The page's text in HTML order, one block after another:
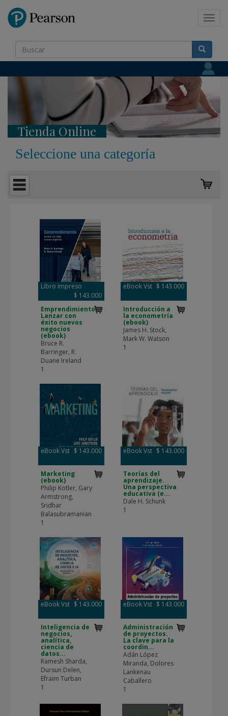
Tienda Online
Seleccione una categoría
Libro impreso
$ 143.000
Emprendimiento.
Lanzar con
éxito nuevos
negocios
(ebook)
Bruce R.
Barringer, R.
Duane Ireland
1
eBook Vst $ 143.000
Introducción a
la econometría
(ebook)
James H. Stock,
Mark W. Watson
1
eBook Vst $ 143.000
Marketing
(ebook)
Philip Kotler, Gary
Armstrong,
Sridhar
Balasubramanian
1
eBook Vst $ 143.000
Teorías del
aprendizaje.
Una perspectiva
educativa (e...
Dale H. Schunk
1
eBook Vst $ 143.000
Inteligencia de
negocios,
analítica,
ciencia de
datos...
Ramesh Sharda,
Dursun Delen,
Efraim Turban
1
eBook Vst $ 143.000
Administración
de proyectos.
La clave para la
coordin...
Adán López
Miranda, Dolores
Lankenau
Caballero
1